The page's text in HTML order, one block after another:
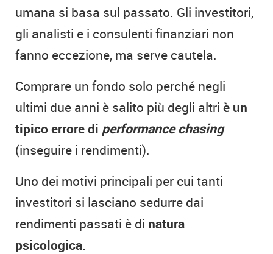
umana si basa sul passato. Gli investitori,
gli analisti e i consulenti finanziari non
fanno eccezione, ma serve cautela.
Comprare un fondo solo perché negli
ultimi due anni è salito più degli altri è un
tipico errore di performance chasing
(inseguire i rendimenti).
Uno dei motivi principali per cui tanti
investitori si lasciano sedurre dai
rendimenti passati è di natura
psicologica.